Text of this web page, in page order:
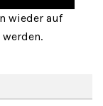
wieder auf